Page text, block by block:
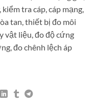
tra cáp, cáp mạng,
tan, thiết bị đo môi
vật liệu, đo độ cứng
đo chênh lệch áp